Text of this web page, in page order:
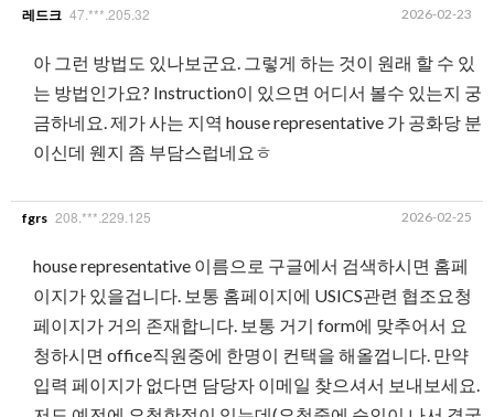
레드크 47.***.205.32 2026-02-23
아 그런 방법도 있나보군요. 그렇게 하는 것이 원래 할 수 있
는 방법인가요? Instruction이 있으면 어디서 볼수 있는지 궁
금하네요. 제가 사는 지역 house representative 가 공화당 분
이신데 웬지 좀 부담스럽네요ㅎ
fgrs 208.***.229.125 2026-02-25
house representative 이름으로 구글에서 검색하시면 홈페
이지가 있을겁니다. 보통 홈페이지에 USICS관련 협조요청
페이지가 거의 존재합니다. 보통 거기 form에 맞추어서 요
청하시면 office직원중에 한명이 컨택을 해올껍니다. 만약
입력 페이지가 없다면 담당자 이메일 찾으셔서 보내보세요.